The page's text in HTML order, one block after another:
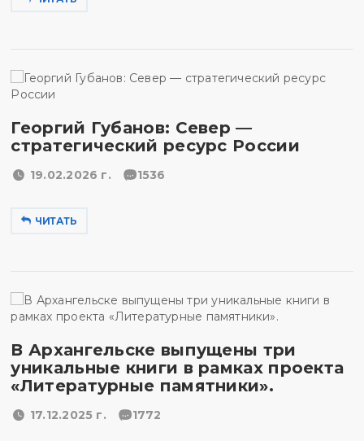
Георгий Губанов: Север —
стратегический ресурс России
19.02.2026 г. 1536
ЧИТАТЬ
В Архангельске выпущены три
уникальные книги в рамках проекта
«Литературные памятники».
17.12.2025 г. 1772